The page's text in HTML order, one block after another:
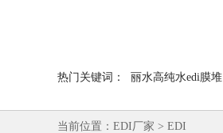
热门关键词： 丽水高纯水edi膜堆
当前位置： EDI厂家 > EDI